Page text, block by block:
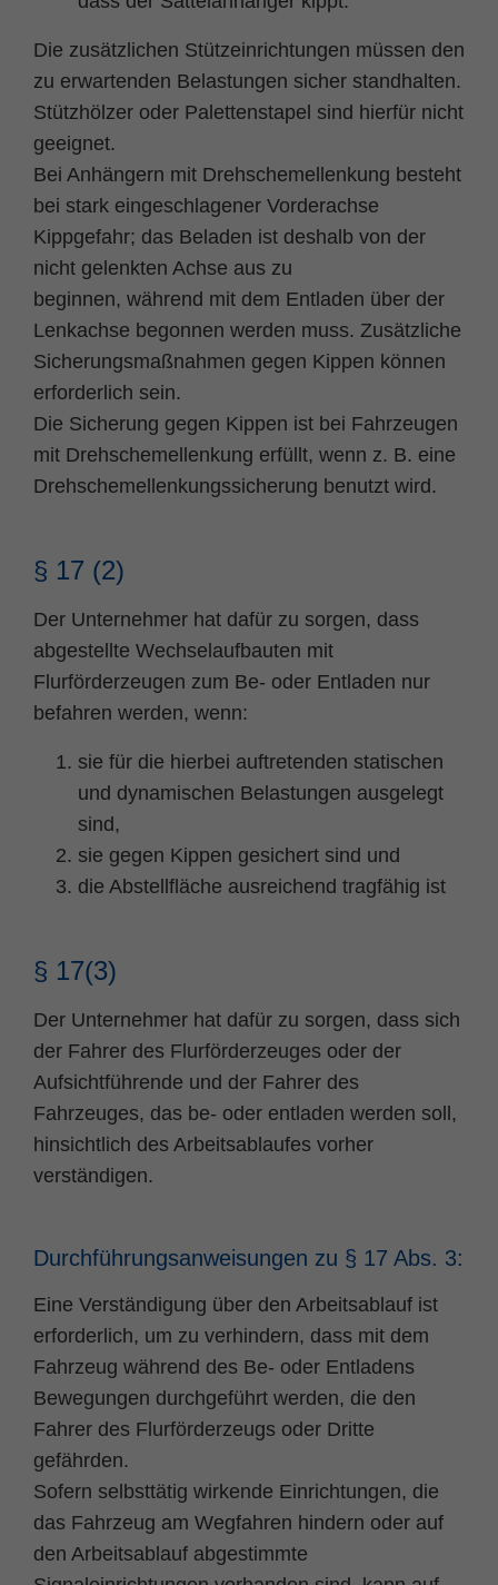
Die zusätzlichen Stützeinrichtungen müssen den
zu erwartenden Belastungen sicher standhalten.
Stützhölzer oder Palettenstapel sind hierfür nicht
geeignet.
Bei Anhängern mit Drehschemellenkung besteht
bei stark eingeschlagener Vorderachse
Kippgefahr; das Beladen ist deshalb von der
nicht gelenkten Achse aus zu
beginnen, während mit dem Entladen über der
Lenkachse begonnen werden muss. Zusätzliche
Sicherungsmaßnahmen gegen Kippen können
erforderlich sein.
Die Sicherung gegen Kippen ist bei Fahrzeugen
mit Drehschemellenkung erfüllt, wenn z. B. eine
Drehschemellenkungssicherung benutzt wird.
§ 17 (2)
Der Unternehmer hat dafür zu sorgen, dass
abgestellte Wechselaufbauten mit
Flurförderzeugen zum Be- oder Entladen nur
befahren werden, wenn:
sie für die hierbei auftretenden statischen
und dynamischen Belastungen ausgelegt
sind,
sie gegen Kippen gesichert sind und
die Abstellfläche ausreichend tragfähig ist
§ 17(3)
Der Unternehmer hat dafür zu sorgen, dass sich
der Fahrer des Flurförderzeuges oder der
Aufsichtführende und der Fahrer des
Fahrzeuges, das be- oder entladen werden soll,
hinsichtlich des Arbeitsablaufes vorher
verständigen.
Durchführungsanweisungen zu § 17 Abs. 3:
Eine Verständigung über den Arbeitsablauf ist
erforderlich, um zu verhindern, dass mit dem
Fahrzeug während des Be- oder Entladens
Bewegungen durchgeführt werden, die den
Fahrer des Flurförderzeugs oder Dritte
gefährden.
Sofern selbsttätig wirkende Einrichtungen, die
das Fahrzeug am Wegfahren hindern oder auf
den Arbeitsablauf abgestimmte